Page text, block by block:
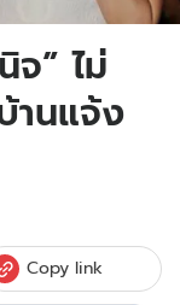
จ” ไม่
านแจ้ง
Copy link